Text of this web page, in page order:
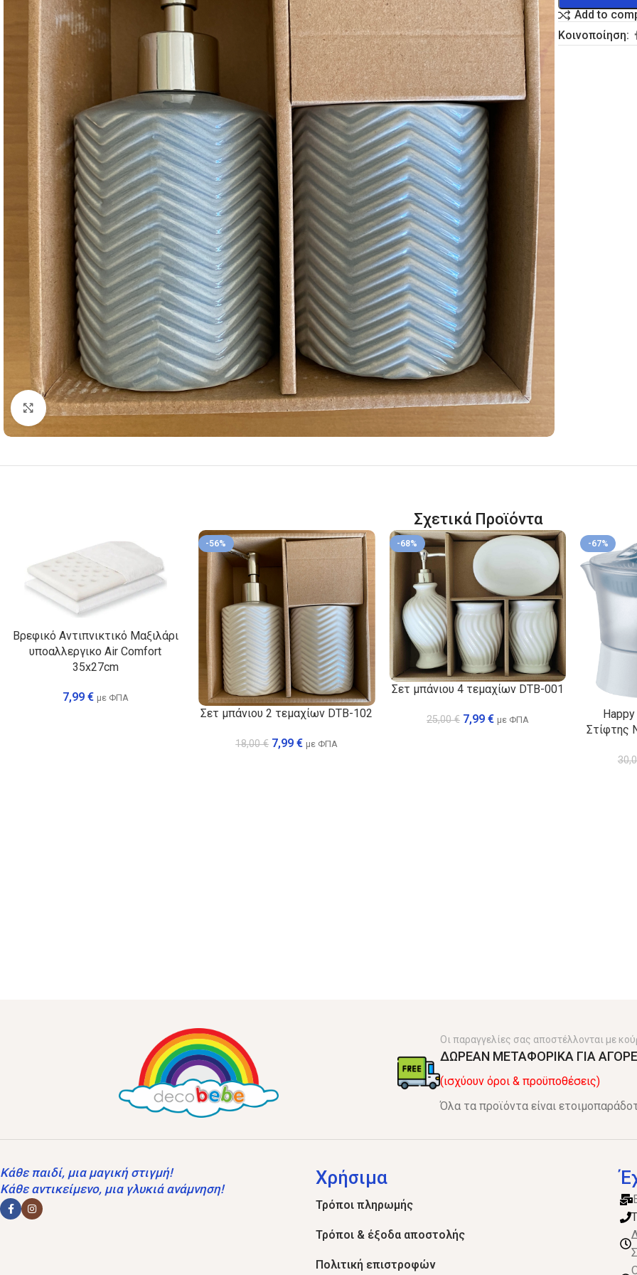
Κλικ για μεγέθυνση
Add to
Κοινοποίηση:
Σχετικά Προϊόντα
Βρεφικό Αντιπνικτικό Μαξιλάρι
υποαλλεργικο Air Comfort
35x27cm
7,99 € με ΦΠΑ
-56%
Σετ μπάνιου 2 τεμαχίων DTB-102
18,00€ 7,99€ με ΦΠΑ
-68%
Σετ μπάνιου 4 τεμαχίων DTB-001
25,00€ 7,99 € με ΦΠΑ
-67%
Στίφτης
Οι παραγγελίες σας αποστέλλονται με
ΔΩΡΕΑΝ ΜΕΤΑΦΟΡΙΚΑ ΓΙΑ
(ισχύουν όροι & προϋποθέσεις)
Όλα τα προϊόντα είναι
Κάθε παιδί, μια μαγική στιγμή!
Κάθε αντικείμενο, μια γλυκιά ανάμνηση!
Χρήσιμα
Τρόποι πληρωμής
Τρόποι & έξοδα αποστολής
Πολιτική επιστροφών